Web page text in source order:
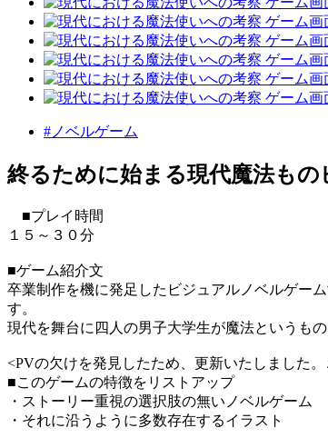
#ノベルゲーム
終るために始まる現代魔法も
■プレイ時間
１５～３０分
■ゲーム紹介文
卒業制作を機に発足したビジュアルノベルゲー
す。
現代を舞台に四人の男子大学生が魔法というも
<PVの欠けを発見したため、更新いたしました
■このゲームの特徴をリストアップ
・ストーリー重視の選択肢の無いノベルゲーム
・それに沿うように多数存在するイラスト